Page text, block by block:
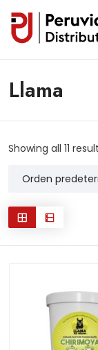
Llama
Showing all 11